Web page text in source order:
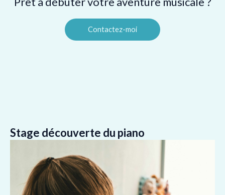
Contactez-moi
Stage découverte du piano